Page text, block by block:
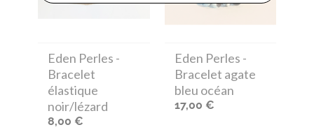
Eden Perles -
Bracelet
élastique
noir/lézard
8,00 €
Eden Perles -
Bracelet agate
bleu océan
17,00 €